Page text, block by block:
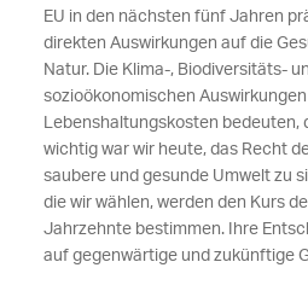
EU in den nächsten fünf Jahren
direkten Auswirkungen auf die
Natur. Die Klima-, Biodiversitäts-
sozioökonomischen
Lebenshaltungskosten bedeuten,
wichtig war wir heute, das Recht
saubere und gesunde Umwelt zu
die wir wählen, werden den Kurs
Jahrzehnte bestimmen. Ihre
auf gegenwärtige und zukünftige